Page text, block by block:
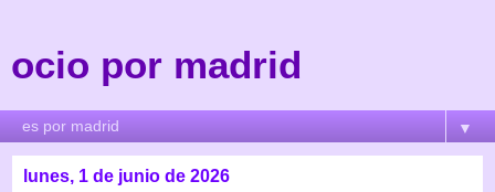
ocio por madrid
▼
lunes, 1 de junio de 2026